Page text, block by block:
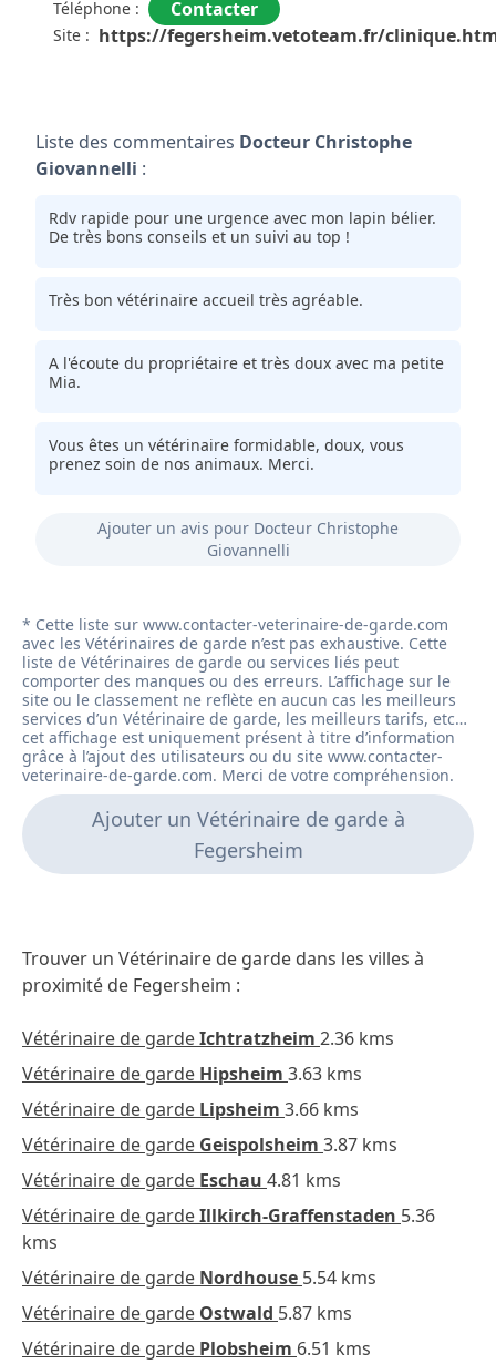
des animaux. Mention toute particulière au docteur
Giovannelli.
Téléphone : Contacter
Site : https://fegersheim.vetoteam.fr/
Liste des commentaires Docteur Christophe
Giovannelli :
Rdv rapide pour une urgence avec mon lapin bélier.
De très bons conseils et un suivi au top !
Très bon vétérinaire accueil très agréable.
A l'écoute du propriétaire et très doux avec ma petite
Mia.
Vous êtes un vétérinaire formidable, doux, vous
prenez soin de nos animaux. Merci.
Ajouter un avis pour Docteur Christophe
Giovannelli
Ajouter un Vétérinaire de garde à
Fegersheim
Trouver un Vétérinaire de garde dans les villes à
proximité de Fegersheim :
Vétérinaire de gardeIchtratzheim 2.36 kms
Vétérinaire de garde Hipsheim 3.63 kms
Vétérinaire de garde Lipsheim 3.66 kms
Vétérinaire de garde Geispolsheim 3.87 kms
Vétérinaire de garde Eschau 4.81 kms
Vétérinaire de gardeIllkirch-Graffenstaden 5.36
kms
Vétérinaire de garde Nordhouse 5.54 kms
Vétérinaire de garde Ostwald 5.87 kms
Vétérinaire de garde Plobsheim 6.51 kms